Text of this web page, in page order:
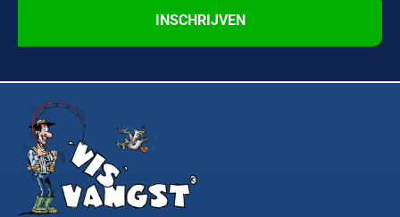
INSCHRIJVEN